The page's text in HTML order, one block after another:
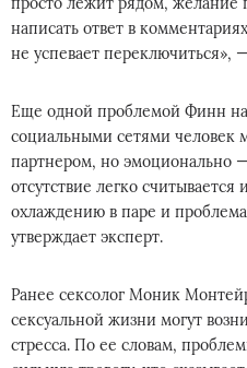
написать ответ в
не успевает переключиться»,
Еще одной проблемой Финн
социальными сетями человек
партнером, но эмоционально
отсутствие легко
охлаждению в паре и
утверждает эксперт.
Ранее сексолог Моник
сексуальной жизни могут
стресса. По ее словам,